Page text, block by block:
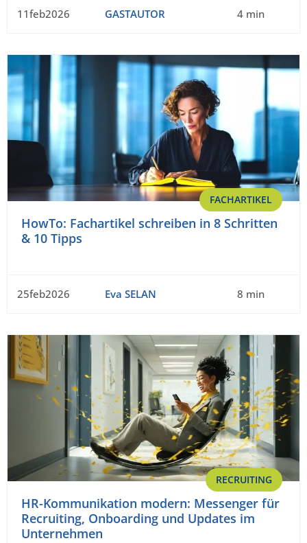
11feb2026 GASTAUTOR 4 min
FACHARTIKEL
HowTo: Fachartikel schreiben in 8 Schritten
& 10 Tipps
25feb2026 Eva SELAN 8 min
RECRUITING
HR-Kommunikation modern: Messenger für
Recruiting, Onboarding und Updates im
Unternehmen